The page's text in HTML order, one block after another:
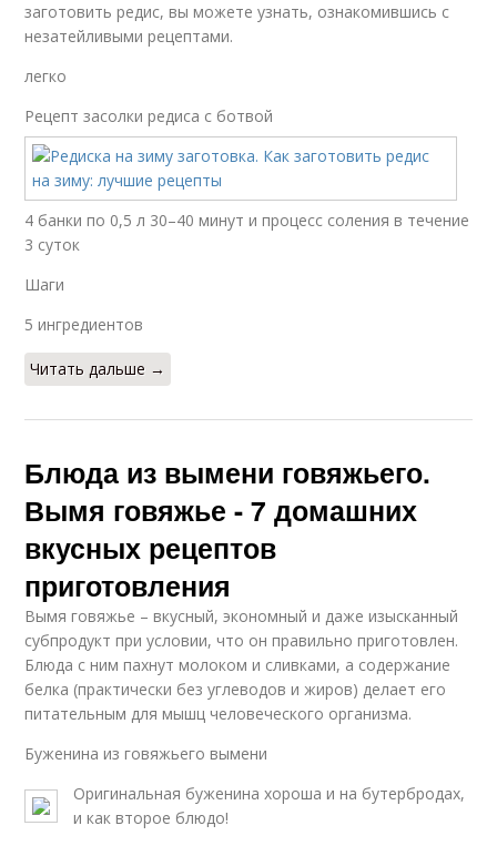
заготовить редис, вы можете узнать, ознакомившись с
незатейливыми рецептами.
легко
Рецепт засолки редиса с ботвой
4 банки по 0,5 л 30–40 минут и процесс соления в течение
3 суток
Шаги
5 ингредиентов
Читать дальше →
Блюда из вымени говяжьего.
Вымя говяжье - 7 домашних
вкусных рецептов
приготовления
Вымя говяжье – вкусный, экономный и даже изысканный
субпродукт при условии, что он правильно приготовлен.
Блюда с ним пахнут молоком и сливками, а содержание
белка (практически без углеводов и жиров) делает его
питательным для мышц человеческого организма.
Буженина из говяжьего вымени
Оригинальная буженина хороша и на бутербродах,
и как второе блюдо!